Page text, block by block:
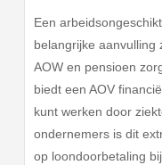
Een
belangrijke aanvulling
AOW en pensioen
biedt een AOV
kunt werken door
ondernemers is dit
op loondoorbetaling